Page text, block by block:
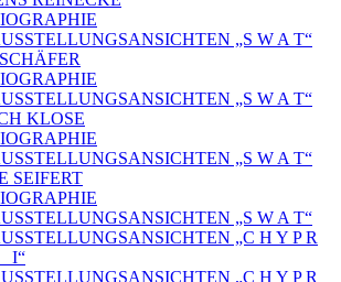
„S W A T“
„S W A T“
KLOSE
„S W A T“
SEIFERT
„S W A T“
„C H Y P R
I“
„C H Y P R